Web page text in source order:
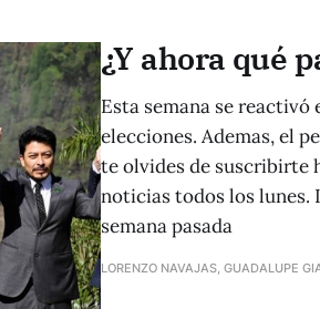
¿Y ahora qué
Esta semana se reactivó
elecciones. Ademas, el
te olvides de suscribirte
noticias todos los lunes.
semana pasada
LORENZO NAVAJAS, GUADALUPE